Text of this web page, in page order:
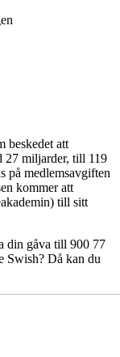
beskedet att
27 miljarder, till 119
på medlemsavgiften
kommer att
till sitt
din gåva till 900 77
Swish? Då kan du